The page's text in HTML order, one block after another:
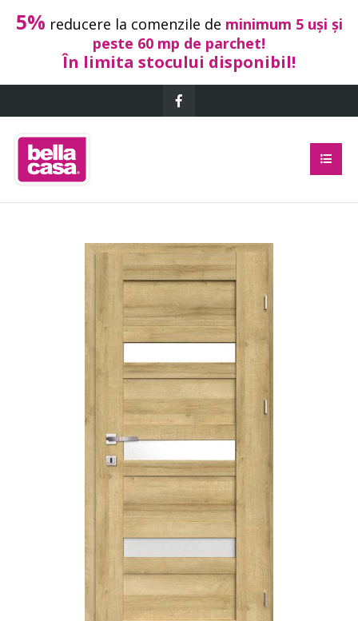
5% reducere la comenzile de minimum 5 uși și
peste 60 mp de parchet!
În limita stocului disponibil!